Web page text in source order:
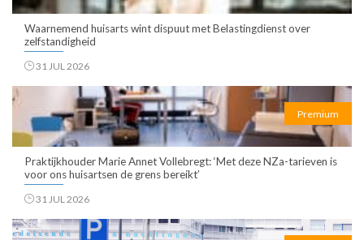
Waarnemend huisarts wint dispuut met Belastingdienst over
zelfstandigheid
31 JUL 2026
Premium
Praktijkhouder Marie Annet Vollebregt: ‘Met deze NZa-tarieven is
voor ons huisartsen de grens bereikt’
31 JUL 2026